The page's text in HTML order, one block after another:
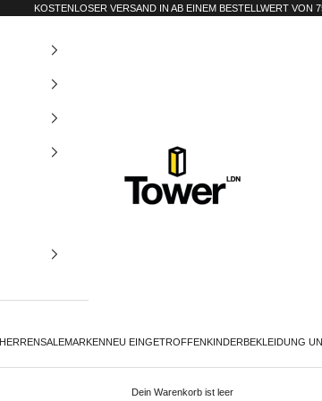
KOSTENLOSER VERSAND IN AB EINEM BESTELLWERT VON
Tower-London.De
HERRENSALEMARKEN NEU EINGETROFFEN KINDER BEKLEIDUNG
Dein Warenkorb ist leer